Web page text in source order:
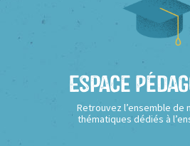
Espace
Retrouvez l’ensemble de
thématiques dédiés à